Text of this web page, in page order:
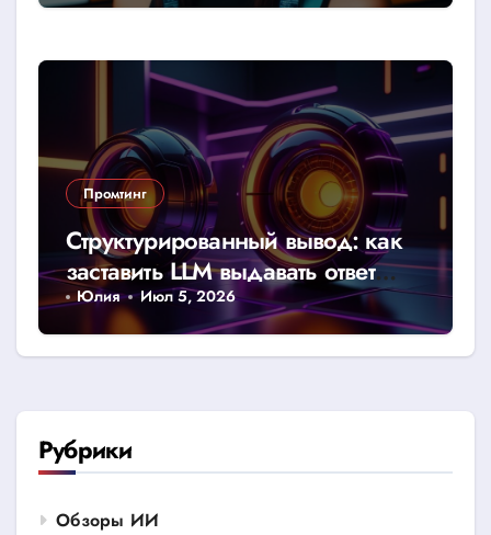
Промтинг
Структурированный вывод: как
заставить LLM выдавать ответ
строго в JSON или CSV
Юлия Июл 5, 2026
Рубрики
Обзоры ИИ